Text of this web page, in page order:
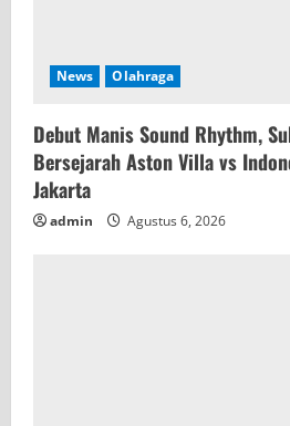
News Olahraga
Debut Manis Sound Rhythm,
Bersejarah Aston Villa vs
Jakarta
admin Agustus 6, 2026